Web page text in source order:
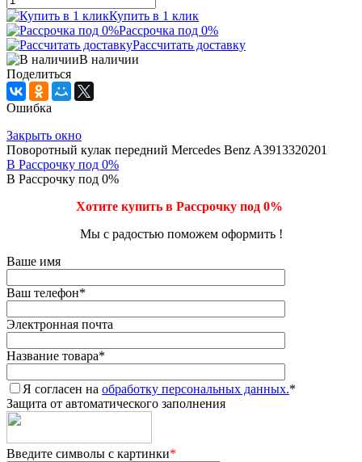
Купить в 1 клик
Рассрочка под 0%
Рассчитать доставку
В наличии
Поделиться
Ошибка
Закрыть окно
Поворотный кулак передний Mercedes Benz A3913320201
В Рассрочку под 0%
В Рассрочку под 0%
Хотите купить в Рассрочку под 0%
Мы с радостью поможем оформить !
Ваше имя
Ваш телефон*
Электронная почта
Название товара*
Я согласен на обработку персональных данных.*
Защита от автоматического заполнения
Введите символы с картинки*